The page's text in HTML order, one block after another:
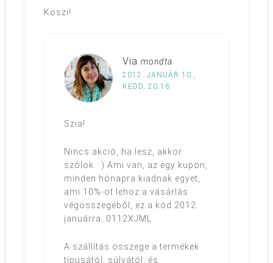
Köszi!
Via mondta
2012. JANUÁR 10.,
KEDD, 20:16
Szia!
Nincs akció, ha lesz, akkor
szólok. :) Ami van, az egy kupon,
minden hónapra kiadnak egyet,
ami 10%-ot lehoz a vásárlás
végösszegéből, ez a kód 2012.
januárra: 0112XJML
A szállítás összege a termékek
típusától, súlyától, és